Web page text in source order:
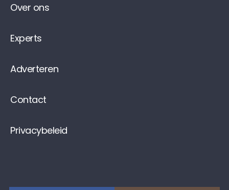
Over ons
Experts
Adverteren
Contact
Privacybeleid